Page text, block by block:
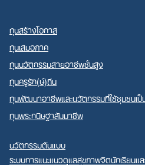
ทุนสร้างโอกาส
ทุนเสมอภาค
ทุนนวัตกรรมสายอาชีพชั้นสูง
ทุนครูรัก(ษ์)ถิ่น
ทุนพัฒนาอาชีพและนวัตกรรมที่ใช้ชุมชนเ
ทุนพระกนิษฐาสัมมาชีพ
นวัตกรรมต้นแบบ
ระบบการแนะแนวดูแลสุขภาพจิตนักเรียนแ